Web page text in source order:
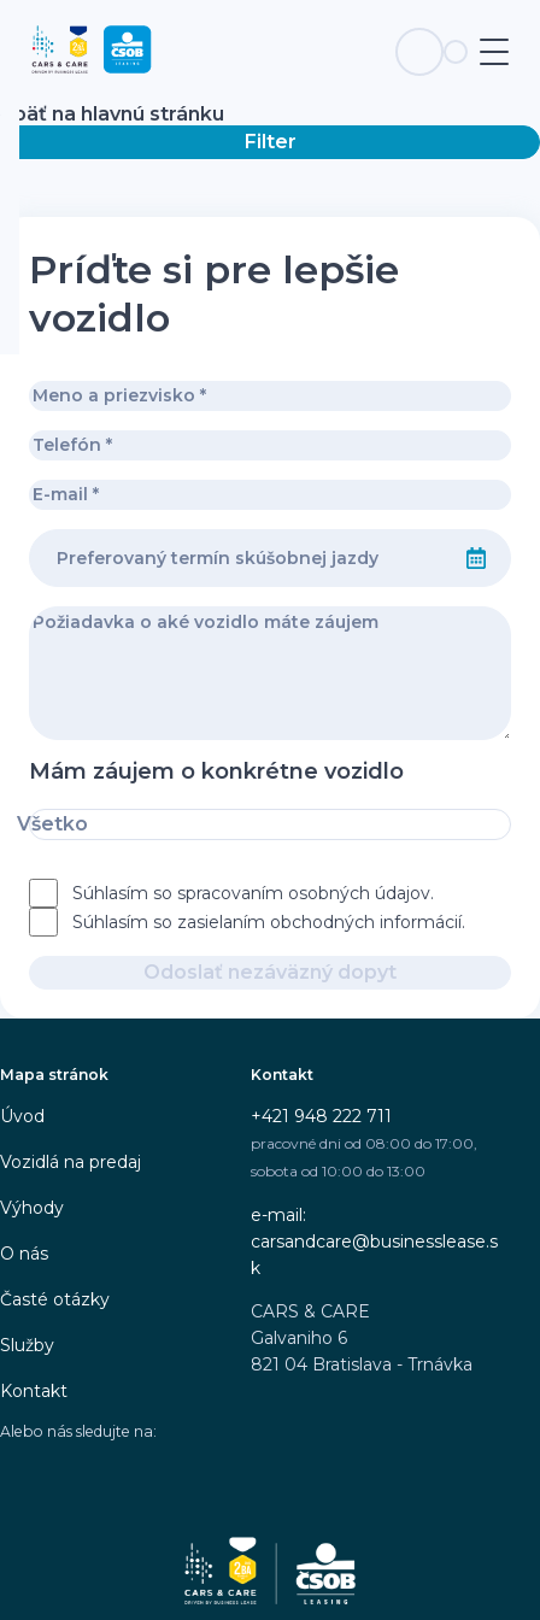
Späť na hlavnú stránku
Filter
Príďte si pre lepšie
vozidlo
Mám záujem o konkrétne vozidlo
Všetko
Súhlasím so spracovaním osobných údajov.
Súhlasím so zasielaním obchodných informácií.
Odoslať nezáväzný dopyt
Mapa stránok
Úvod
Vozidlá na predaj
Výhody
O nás
Časté otázky
Služby
Kontakt
Kontakt
+421 948 222 711
pracovné dni od 08:00 do 17:00,
sobota od 10:00 do 13:00
e-mail:
carsandcare@businesslease.s
k
CARS & CARE
Galvaniho 6
821 04 Bratislava - Trnávka
Alebo nás sledujte na: